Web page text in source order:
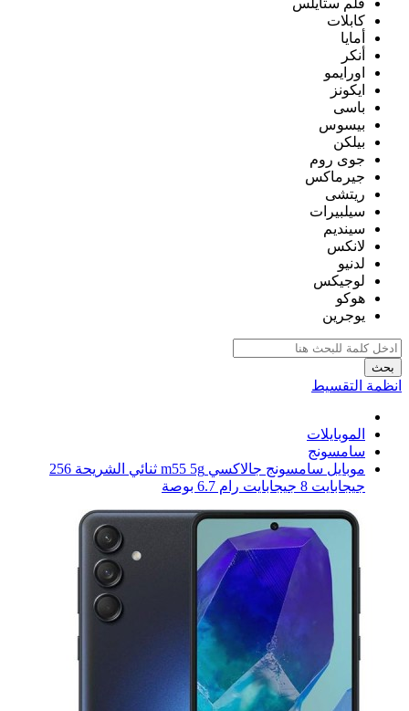
قلم ستايلس
كابلات
أمايا
أنكر
اورايمو
ايكونز
باسى
بيسوس
بيلكن
جوى روم
جيرماكس
ريتشى
سيلبيرات
سينديم
لانكس
لدنيو
لوجيكس
هوكو
يوجرين
بحث
انظمة التقسيط
الموبايلات
سامسونج
موبايل سامسونج جالاكسي m55 5g ثنائي الشريحة 256
جيجابايت 8 جيجابايت رام 6.7 بوصة